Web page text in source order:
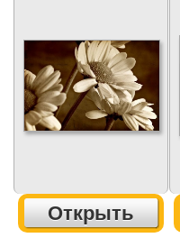
Открыть